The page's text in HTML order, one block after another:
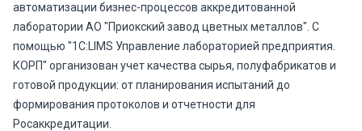
автоматизации бизнес-процессов аккредитованной
лаборатории АО "Приокский завод цветных металлов". С
помощью "1С:LIMS Управление лабораторией предприятия.
КОРП" организован учет качества сырья, полуфабрикатов и
готовой продукции: от планирования испытаний до
формирования протоколов и отчетности для
Росаккредитации.